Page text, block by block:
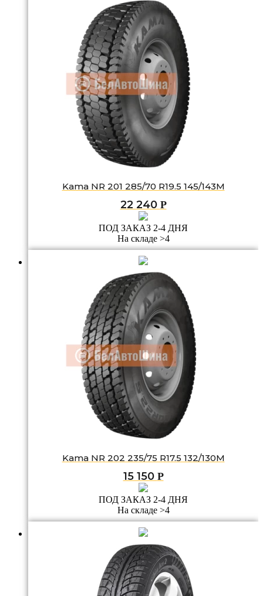
Kama NR 201 285/70 R19.5 145/143M
22 240 Р
ПОД ЗАКАЗ 2-4 ДНЯ
На складе >4
Kama NR 202 235/75 R17.5 132/130M
15 150 Р
ПОД ЗАКАЗ 2-4 ДНЯ
На складе >4